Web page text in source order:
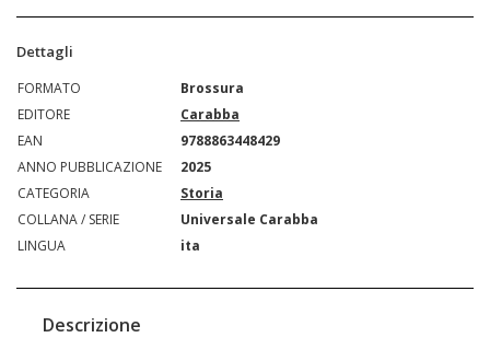
Dettagli
FORMATO
Brossura
EDITORE
Carabba
EAN
9788863448429
ANNO PUBBLICAZIONE
2025
CATEGORIA
Storia
COLLANA / SERIE
Universale Carabba
LINGUA
ita
Descrizione